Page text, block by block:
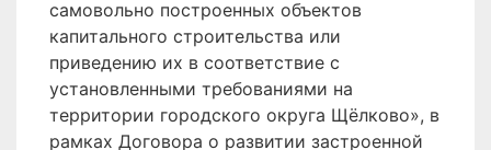
самовольно построенных объектов
капитального строительства или
приведению их в соответствие с
установленными требованиями на
территории городского округа Щёлково», в
рамках Договора о развитии застроенной